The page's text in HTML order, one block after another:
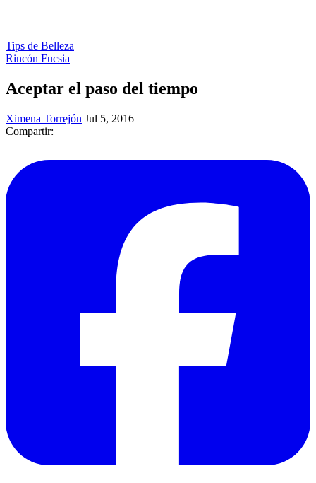
Tips de Belleza
Rincón Fucsia
Aceptar el paso del tiempo
Ximena Torrejón Jul 5, 2016
Compartir: